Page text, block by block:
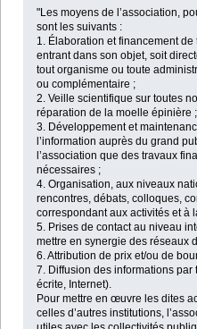
"Les moyens de l’association,
sont les suivants :
1. Élaboration et financement
entrant dans son objet, soit
tout organisme ou toute
ou complémentaire ;
2. Veille scientifique sur toutes
réparation de la moelle épinière ;
3. Développement et
l’information auprès du grand
l’association que des travaux
nécessaires ;
4. Organisation, aux niveaux
rencontres, débats, colloques,
correspondant aux activités et à
5. Prises de contact au niveau
mettre en synergie des réseaux
6. Attribution de prix et/ou de
7. Diffusion des informations
écrite, Internet).
Pour mettre en œuvre les dites
celles d’autres institutions,